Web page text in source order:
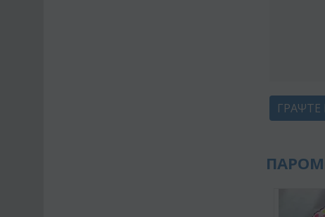
ΓΡΆΨΤΕ